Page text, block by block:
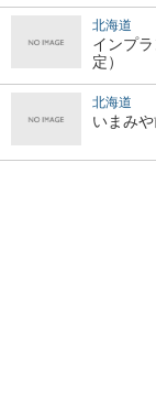
北海道
インプ
定）
北海道
いまみ